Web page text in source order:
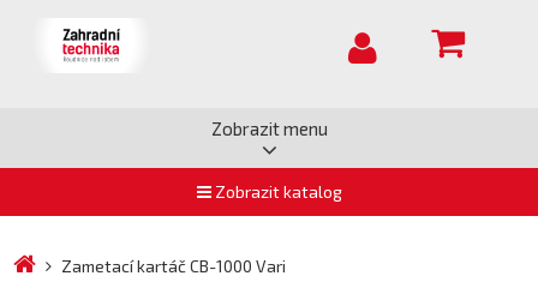
Zobrazit menu
Zobrazit katalog
Zametací kartáč CB-1000 Vari